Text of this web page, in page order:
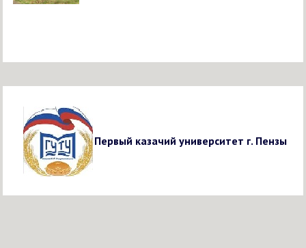
Первый казачий университет г. Пензы